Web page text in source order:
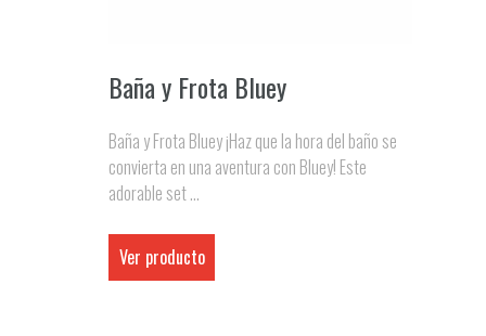
Baña y Frota Bluey
Baña y Frota Bluey ¡Haz que la hora del baño se
convierta en una aventura con Bluey! Este
adorable set ...
Ver producto